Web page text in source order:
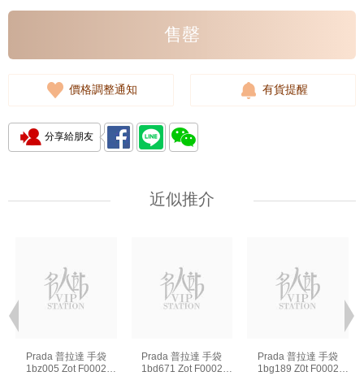
售罄
價格調整通知 有貨提醒
分享給朋友
近似推介
Prada 普拉達 手袋
1bz005 Zot F0002
Prada 普拉達 手袋
1bd671 Zot F0002
Prada 普拉達 手袋
1bg189 Z0t F0002